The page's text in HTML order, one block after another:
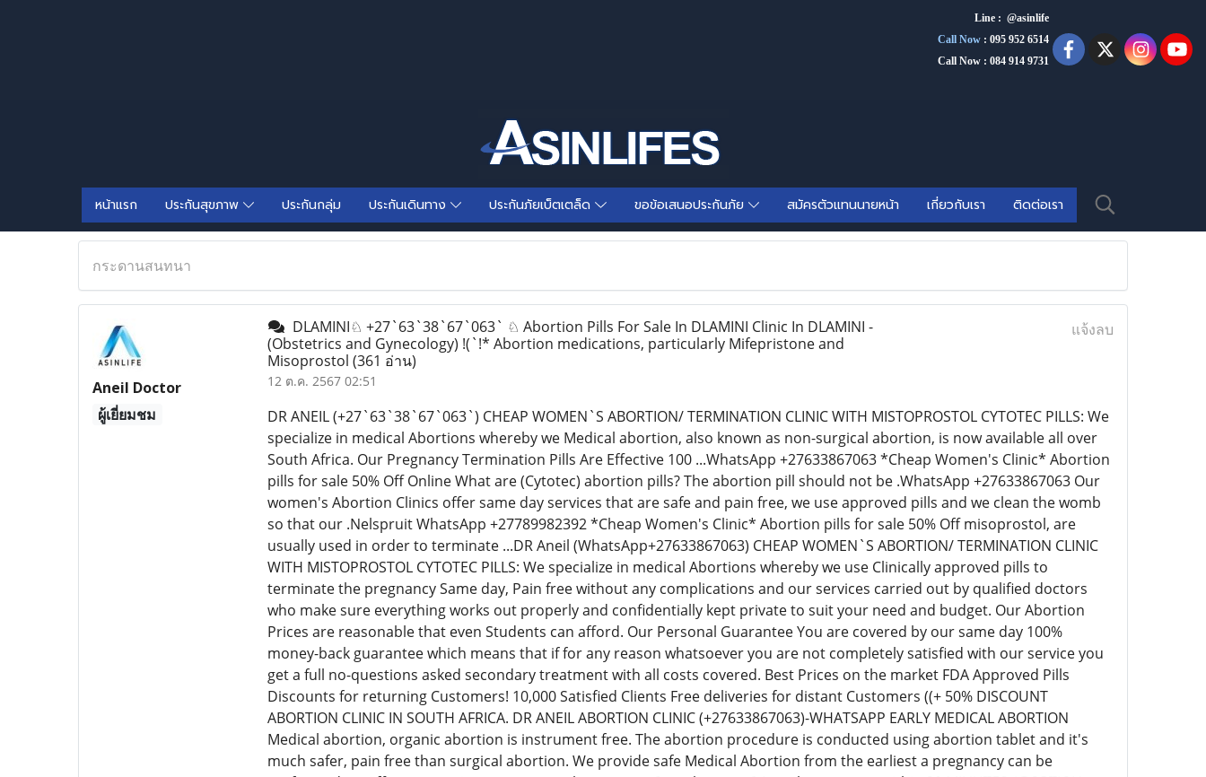
Line : @asinlife
Call Now : 095 952 6514
Call Now : 084 914 9731
หน้าแรก ประกันสุขภาพ ประกันกลุ่ม ประกันเดินทาง ประกันภัยเบ็ตเตล็ด ขอข้อเสนอประกันภัย สมัครตัวแทนนายหน้า เกี่ยวกับเรา ติดต่อเรา
กระดานสนทนา
Aneil Doctor
ผู้เยี่ยมชม
DLAMINI♘ +27`63`38`67`063` ♘ Abortion Pills For Sale In DLAMINI Clinic In DLAMINI -
(Obstetrics and Gynecology) !(`!* Abortion medications, particularly Mifepristone and
Misoprostol (361 อ่าน)
12 ต.ค. 2567 02:51
แจ้งลบ
DR ANEIL (+27`63`38`67`063`) CHEAP WOMEN`S ABORTION/ TERMINATION CLINIC WITH MISTOPROSTOL CYTOTEC PILLS: We
specialize in medical Abortions whereby we Medical abortion, also known as non-surgical abortion, is now available all over
South Africa. Our Pregnancy Termination Pills Are Effective 100 ...WhatsApp +27633867063 *Cheap Women's Clinic* Abortion
pills for sale 50% Off Online What are (Cytotec) abortion pills? The abortion pill should not be .WhatsApp +27633867063 Our
women's Abortion Clinics offer same day services that are safe and pain free, we use approved pills and we clean the womb
so that our .Nelspruit WhatsApp +27789982392 *Cheap Women's Clinic* Abortion pills for sale 50% Off misoprostol, are
usually used in order to terminate ...DR Aneil (WhatsApp+27633867063) CHEAP WOMEN`S ABORTION/ TERMINATION CLINIC
WITH MISTOPROSTOL CYTOTEC PILLS: We specialize in medical Abortions whereby we use Clinically approved pills to
terminate the pregnancy Same day, Pain free without any complications and our services carried out by qualified doctors
who make sure everything works out properly and confidentially kept private to suit your need and budget. Our Abortion
Prices are reasonable that even Students can afford. Our Personal Guarantee You are covered by our same day 100%
money-back guarantee which means that if for any reason whatsoever you are not completely satisfied with our service you
get a full no-questions asked secondary treatment with all costs covered. Best Prices on the market FDA Approved Pills
Discounts for returning Customers! 10,000 Satisfied Clients Free deliveries for distant Customers ((+ 50% DISCOUNT
ABORTION CLINIC IN SOUTH AFRICA. DR ANEIL ABORTION CLINIC (+27633867063)-WHATSAPP EARLY MEDICAL ABORTION
Medical abortion, organic abortion is instrument free. The abortion procedure is conducted using abortion tablet and it's
much safer, pain free than surgical abortion. We provide safe Medical Abortion from the earliest a pregnancy can be